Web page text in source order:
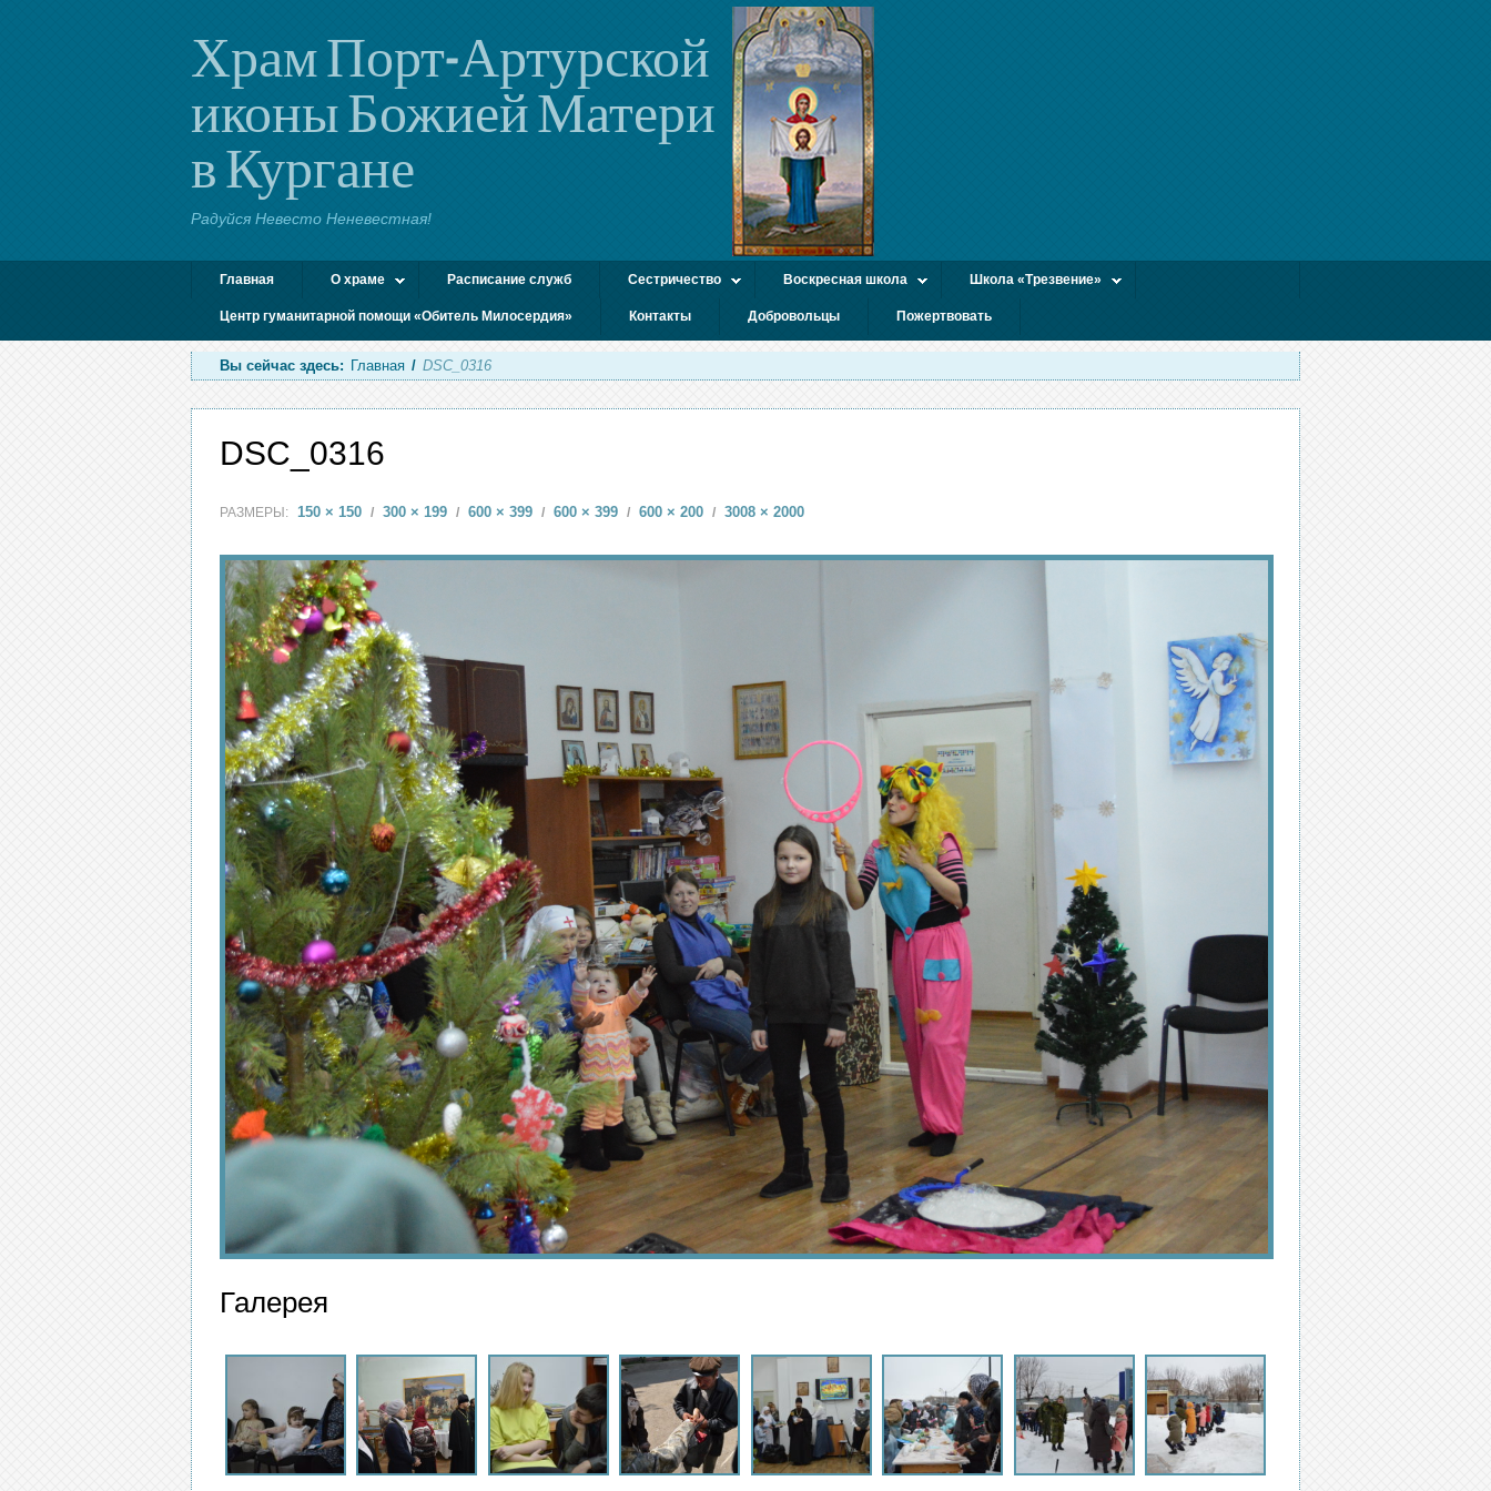
Храм Порт-Артурской
иконы Божией Матери
в Кургане
Радуйся Невесто Неневестная!
Главная О храме Расписание служб Сестричество Воскресная школа Школа «Трезвение»
Центр гуманитарной помощи «Обитель Милосердия» Контакты Добровольцы Пожертвовать
Вы сейчас здесь: Главная / DSC_0316
DSC_0316
РАЗМЕРЫ: 150 × 150 / 300 × 199 / 600 × 399 / 600 × 399 / 600 × 200 / 3008 × 2000
Галерея